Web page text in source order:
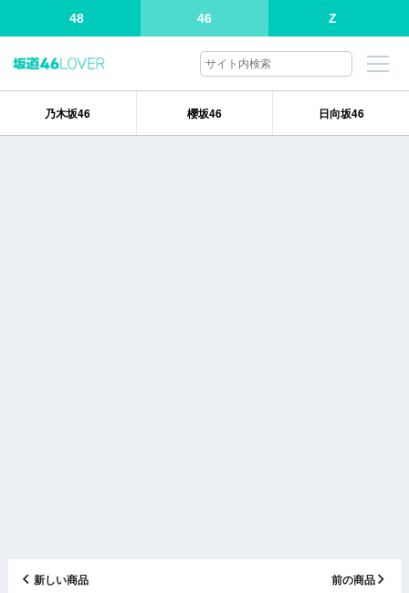
48 46 Z
乃木坂46 櫻坂46 日向坂46
新しい商品 前の商品